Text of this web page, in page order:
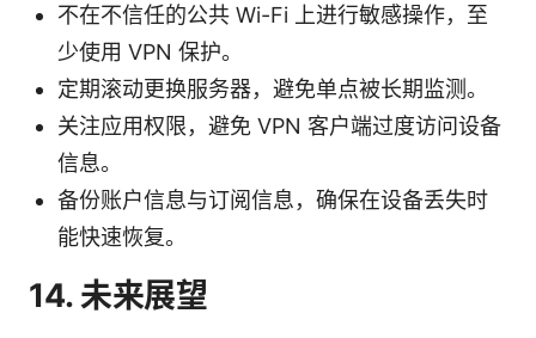
不在不信任的公共 Wi-Fi 上进行敏感操作，至
少使用 VPN 保护。
定期滚动更换服务器，避免单点被长期监测。
关注应用权限，避免 VPN 客户端过度访问设备
信息。
备份账户信息与订阅信息，确保在设备丢失时
能快速恢复。
14. 未来展望